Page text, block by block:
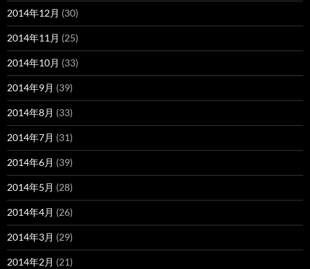
2014年12月 (30)
2014年11月 (25)
2014年10月 (33)
2014年9月 (39)
2014年8月 (33)
2014年7月 (31)
2014年6月 (39)
2014年5月 (28)
2014年4月 (26)
2014年3月 (29)
2014年2月 (21)